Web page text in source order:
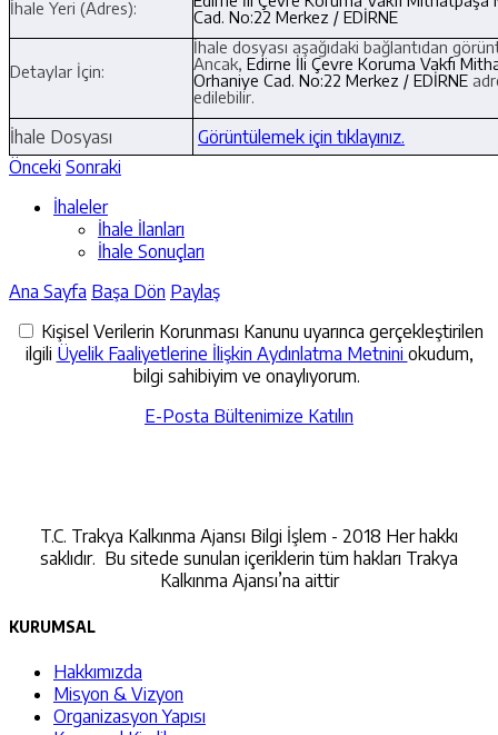
İhale Yeri (Adres):
Cad. No:22 Merkez / EDİRNE
Detaylar İçin:
İhale dosyası aşağıdaki bağlantıdan
Ancak, Edirne İli Çevre Koruma Vakfı
Orhaniye Cad. No:22 Merkez / EDİRNE
edilebilir.
İhale Dosyası
Görüntülemek için tıklayınız.
Önceki Sonraki
İhaleler
İhale İlanları
İhale Sonuçları
Ana Sayfa Başa Dön Paylaş
Kişisel Verilerin Korunması Kanunu uyarınca gerçekleştirilen
ilgili Üyelik Faaliyetlerine İlişkin Aydınlatma Metnini okudum,
bilgi sahibiyim ve onaylıyorum.
E-Posta Bültenimize Katılın
T.C. Trakya Kalkınma Ajansı Bilgi İşlem - 2018 Her hakkı
saklıdır. Bu sitede sunulan içeriklerin tüm hakları Trakya
Kalkınma Ajansı’na aittir
KURUMSAL
Hakkımızda
Misyon & Vizyon
Organizasyon Yapısı